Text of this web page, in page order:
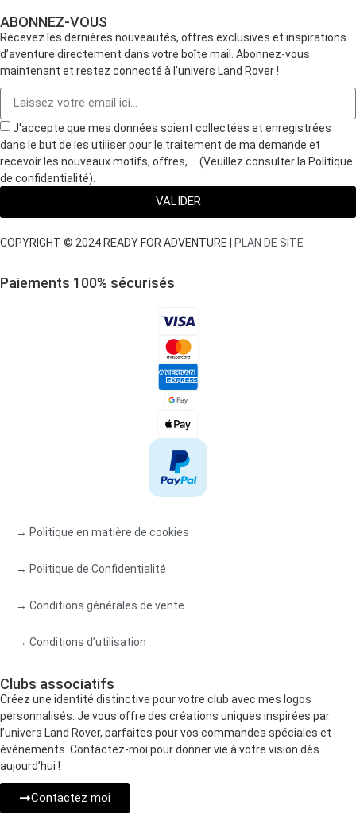
ABONNEZ-VOUS
Recevez les dernières nouveautés, offres exclusives et inspirations
d’aventure directement dans votre boîte mail. Abonnez-vous
maintenant et restez connecté à l’univers Land Rover !
J'accepte que mes données soient collectées et enregistrées
dans le but de les utiliser pour le traitement de ma demande et
recevoir les nouveaux motifs, offres, … (Veuillez consulter la Politique
de confidentialité).
VALIDER
COPYRIGHT © 2024 READY FOR ADVENTURE | PLAN DE SITE
Paiements 100% sécurisés
→ Politique en matière de cookies
→ Politique de Confidentialité
→ Conditions générales de vente
→ Conditions d’utilisation
Clubs associatifs
Créez une identité distinctive pour votre club avec mes logos
personnalisés. Je vous offre des créations uniques inspirées par
l’univers Land Rover, parfaites pour vos commandes spéciales et
événements. Contactez-moi pour donner vie à votre vision dès
aujourd’hui !
Contactez moi